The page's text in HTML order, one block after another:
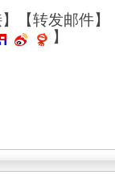
】【转发邮件】
】